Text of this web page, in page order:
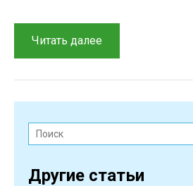
Читать далее
современной
заповедника
территорий”
Поиск:
Другие статьи